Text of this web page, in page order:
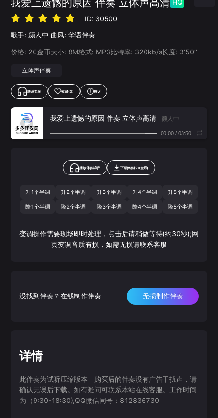
我爱上遗憾的原因 伴奏 立体声高清 HQ
ID: 30500
歌手: 颜人中 曲风: 华语伴奏
价格: 20金币大小: 8M格式: MP3比特率: 320kb/s长度: 3‘50’‘
立体声伴奏
联系客服 收藏(3) 投诉
我爱上遗憾的原因 伴奏 立体声高清 - 颜人中
00:00/ 03:50
播放伴奏试听 下载伴奏(20金币)
升1个半调 升2个半调 升3个半调 升4个半调 升5个半调
降1个半调 降2个半调 降3个半调 降4个半调 降5个半调
变调操作需要现场即时处理，点击后请稍做等待(约30秒);网
页变调音质有损，如需无损请联系客服
没找到伴奏？在线制作伴奏 无损制作伴奏
详情
此伴奏为试听压缩版本，购买后的伴奏没有广告干扰声，请
确认无误后下载。如有疑问可联系本站在线客服。工作时间
为（9:30-18:30),QQ微信同号：812836730